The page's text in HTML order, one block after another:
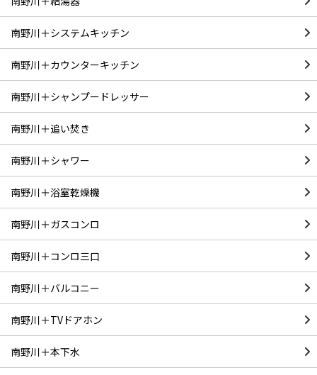
南野川＋システムキッチン
南野川＋カウンターキッチン
南野川＋シャンプードレッサー
南野川＋追い焚き
南野川＋シャワー
南野川＋浴室乾燥機
南野川＋ガスコンロ
南野川＋コンロ三口
南野川＋バルコニー
南野川＋TVドアホン
南野川＋本下水